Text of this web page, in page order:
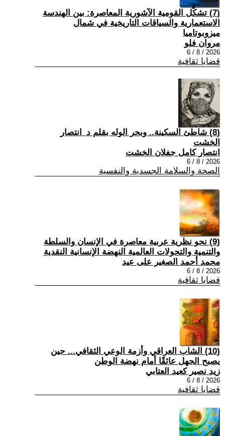
(7) تشكُّل القومية الآشورية المعاصرة: بين الهندسة
الاستعمارية والسياقات التاريخية في شمال
ميزوبوتاميا
مروان فلو
2026 / 8 / 6
قضايا ثقافية
(8) شاطئ السكينة.. وبحر الوله بقلم د_انتصار
الخشت
انتصار كامل جفلان الخشت
2026 / 8 / 6
الصحة والسلامة الجسدية والنفسية
(9) نحو نظرية عربية معاصرة في الإنسان والسلطة
والتنمية والتحولات العالمية النهضة الإنسانية النقدية
محمد أحمد الصغير على عيد
2026 / 8 / 6
قضايا ثقافية
(10) الشاب العراقي وأزمة الوعي الثقافي... حين
يصبح الجهل عائقًا أمام نهضة الوطن
زيد نصير كعيد العتابي
2026 / 8 / 6
قضايا ثقافية